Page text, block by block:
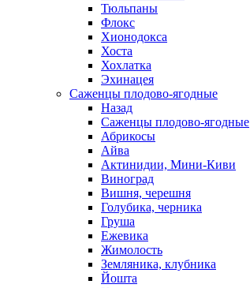
Тюльпаны
Флокс
Хионодокса
Хоста
Хохлатка
Эхинацея
Саженцы плодово-ягодные
Назад
Саженцы плодово-ягодные
Абрикосы
Айва
Актинидии, Мини-Киви
Виноград
Вишня, черешня
Голубика, черника
Груша
Ежевика
Жимолость
Земляника, клубника
Йошта